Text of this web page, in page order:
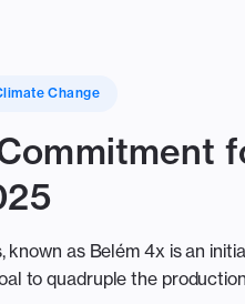
Change
as Belém 4x is an
to quadruple the